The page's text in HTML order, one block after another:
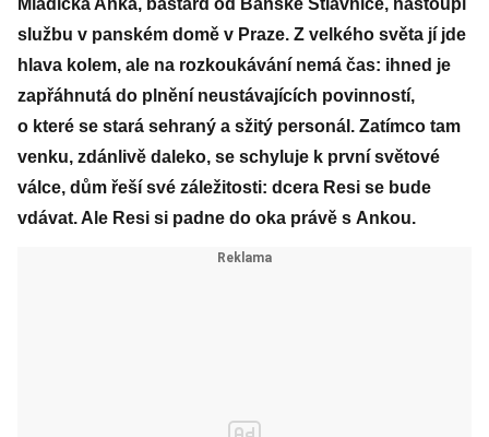
Mladičká Anka, bastard od Banské Štiavnice, nastoupí
službu v panském domě v Praze. Z velkého světa jí jde
hlava kolem, ale na rozkoukávání nemá čas: ihned je
zapřáhnutá do plnění neustávajících povinností,
o které se stará sehraný a sžitý personál. Zatímco tam
venku, zdánlivě daleko, se schyluje k první světové
válce, dům řeší své záležitosti: dcera Resi se bude
vdávat. Ale Resi si padne do oka právě s Ankou.